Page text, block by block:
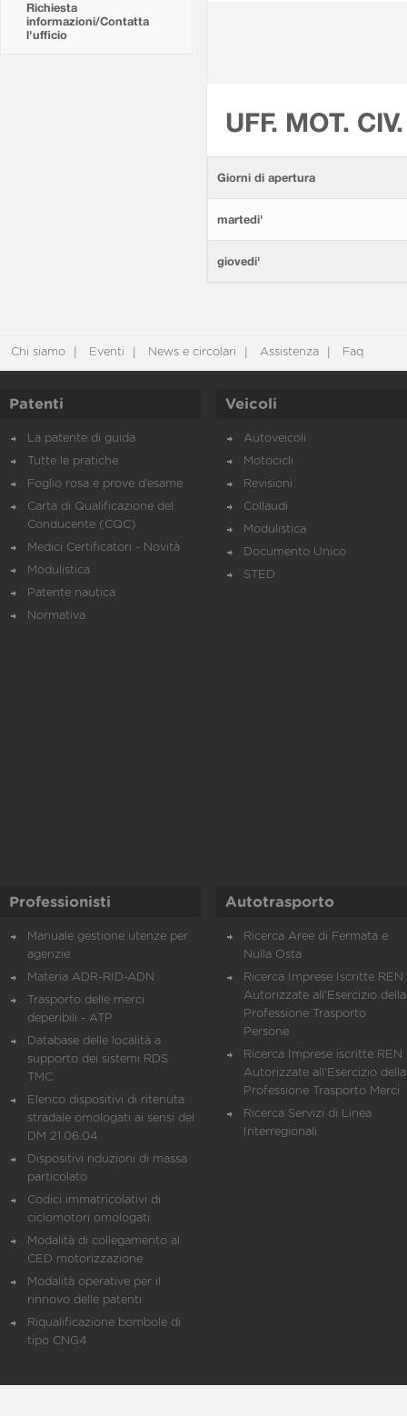
Richiesta
informazioni/Contatta
l'ufficio
UFF. MOT.
Giorni di apertura
martedi'
giovedi'
Chi siamo Eventi News e circolari Assistenza Faq
Patenti
La patente di guida
Tutte le pratiche
Foglio rosa e prove d’esame
Carta di Qualificazione del
Conducente (CQC)
Medici Certificatori - Novità
Modulistica
Patente nautica
Normativa
Veicoli
Autoveicoli
Motocicli
Revisioni
Collaudi
Modulistica
Documento Unico
STED
Professionisti
Manuale gestione utenze per
agenzie
Materia ADR-RID-ADN
Trasporto delle merci
deperibili - ATP
Database delle località a
supporto dei sistemi RDS
TMC
Elenco dispositivi di ritenuta
stradale omologati ai sensi del
DM 21.06.04
Dispositivi riduzioni di massa
particolato
Codici immatricolativi di
ciclomotori omologati
Modalità di collegamento al
CED motorizzazione
Modalità operative per il
rinnovo delle patenti
Riqualificazione bombole di
tipo CNG4
Autotrasporto
Ricerca Aree di Fermata e
Nulla Osta
Ricerca Imprese Iscritte REN
Autorizzate all'Esercizio della
Professione Trasporto
Persone
Ricerca Imprese iscritte REN
Autorizzate all'Esercizio della
Professione Trasporto Merci
Ricerca Servizi di Linea
Interregionali